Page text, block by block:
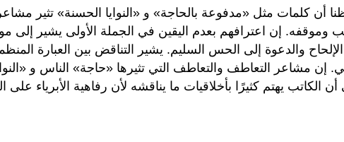
أن كلمات مثل «مدفوعة بالحاجة» و «النوايا الحسنة» تثير
إن اعترافهم بعدم اليقين في الجملة الأولى يشير إلى
الإلحاح والدعوة إلى الحس السليم. يشير التناقض بين العبارة
إن مشاعر التعاطف والتعاطف التي تثيرها «حاجة» الناس و